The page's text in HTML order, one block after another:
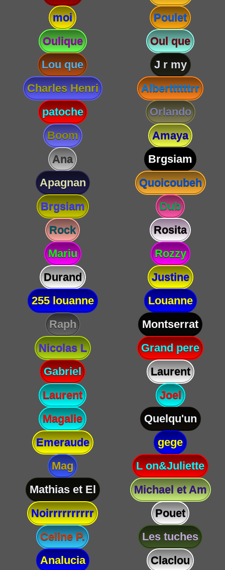
moi
Poulet
Oulique
Oul que
Lou que
J r my
Charles Henri
Alberttttttrr
patoche
Orlando
Boom
Amaya
Ana
Brgsiam
Apagnan
Quoicoubeh
Brgsiam
Dub
Rock
Rosita
Mariu
Rozzy
Durand
Justine
255 louanne
Louanne
Raph
Montserrat
Nicolas L
Grand pere
Gabriel
Laurent
Laurent
Joel
Magalie
Quelqu'un
Emeraude
gege
Mag
L on&Juliette
Mathias et El
Michael et Am
Noirrrrrrrrrr
Pouet
Celine P.
Les tuches
Analucia
Claclou